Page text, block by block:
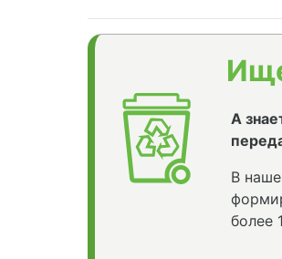
А
В
более